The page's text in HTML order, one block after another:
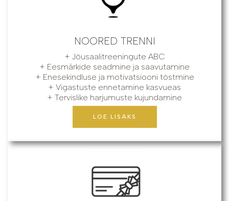
NOORED TRENNI
+ Jõusaalitreeningute ABC
+ Eesmärkide seadmine ja saavutamine
+ Enesekindluse ja motivatsiooni tõstmine
+ Vigastuste ennetamine kasvueas
+ Tervislike harjumuste kujundamine
LOE LISAKS